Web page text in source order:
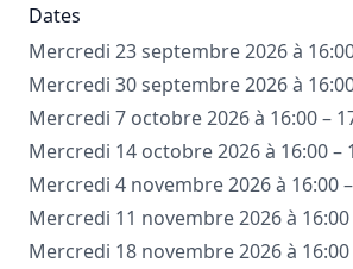
Dates
Mercredi 23 septembre 2026 à
Mercredi 30 septembre 2026 à
Mercredi 7 octobre 2026 à 16:00 –
Mercredi 14 octobre 2026 à 16:00 –
Mercredi 4 novembre 2026 à 16:00
Mercredi 11 novembre 2026 à 16:00
Mercredi 18 novembre 2026 à 16:00